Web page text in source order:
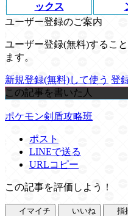
ックス
ユーザー登録のご案内
ユーザー登録(無料)するこ
ます。
新規登録(無料)して使う 登
この記事を書いた人
ポケモン剣盾攻略班
ポスト
LINEで送る
URLコピー
この記事を評価しよう！
イマイチ いいね 指